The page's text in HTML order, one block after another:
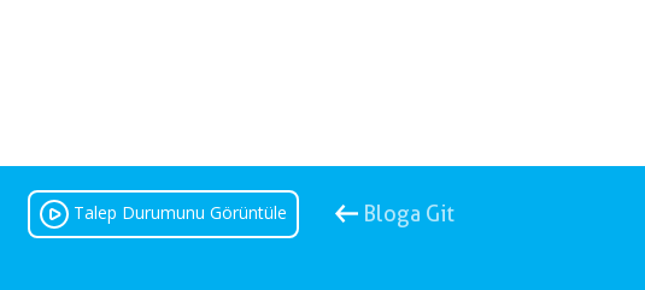
Talep Durumunu Görüntüle Bloga Git